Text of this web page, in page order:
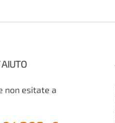
non esitate a